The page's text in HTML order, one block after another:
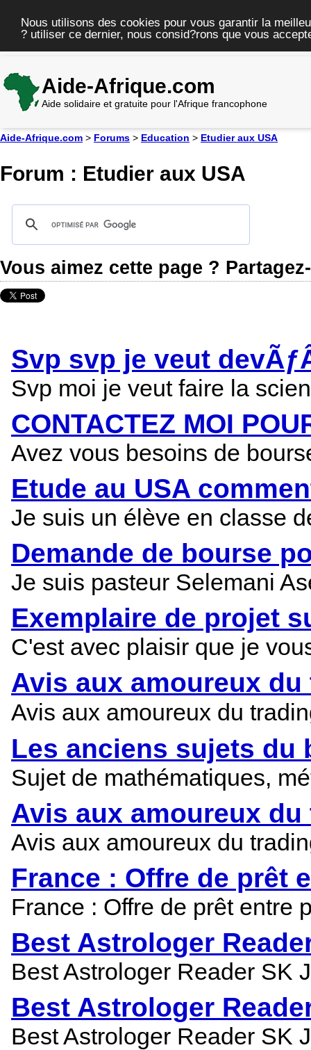
Nous utilisons des cookies pour vous garantir la
? utiliser ce dernier, nous consid?rons que vous
Aide-Afrique.com
Aide solidaire et gratuite pour l'Afrique francophone
Aide-Afrique.com > Forums > Education > Etudier aux USA
Forum : Etudier aux USA
Vous aimez cette page ?
Svp svp je veut
Svp moi je veut faire la
CONTACTEZ MOI
Avez vous besoins de
Etude au USA
Je suis un élève en classe
Demande de bourse
Je suis pasteur Selemani
Exemplaire de projet
C'est avec plaisir que je
Avis aux amoureux
Avis aux amoureux du
Les anciens sujets du
Sujet de mathématiques,
Avis aux amoureux
Avis aux amoureux du
France : Offre de prêt
France : Offre de prêt entre
Best Astrologer
Best Astrologer Reader SK
Best Astrologer
Best Astrologer Reader SK